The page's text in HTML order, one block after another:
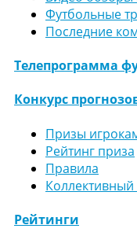
Футбольные
Последние
Телепрограмма
Конкурс
Призы
Рейтинг приза
Правила
Коллективный
Рейтинги